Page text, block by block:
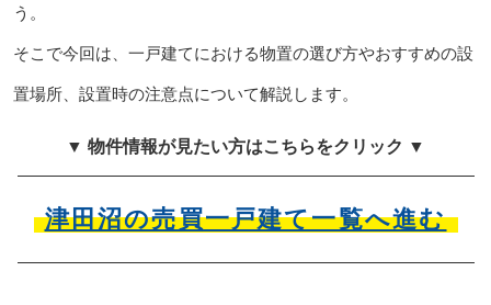
う。
そこで今回は、一戸建てにおける物置の選び方やおすすめの設
置場所、設置時の注意点について解説します。
▼ 物件情報が見たい方はこちらをクリック ▼
津田沼の売買一戸建て一覧へ進む